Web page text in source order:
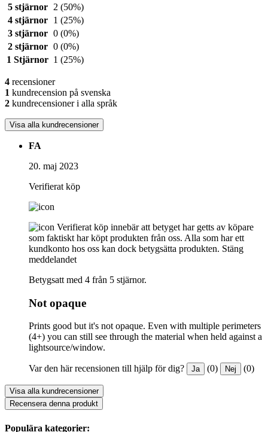
5 stjärnor
2 (50%)
4 stjärnor
1 (25%)
3 stjärnor 0 (0%)
2 stjärnor 0 (0%)
1 Stjärnor 1 (25%)
4 recensioner
1 kundrecension på svenska
2 kundrecensioner i alla språk
Visa alla kundrecensioner
FA
20. maj 2023
Verifierat köp
Verifierat köp innebär att betyget har getts av köpare
som faktiskt har köpt produkten från oss. Alla som har ett
kundkonto hos oss kan dock betygsätta produkten. Stäng
meddelandet
Betygsatt med 4 från 5 stjärnor.
Not opaque
Prints good but it's not opaque. Even with multiple perimeters
(4+) you can still see through the material when held against a
lightsource/window.
Var den här recensionen till hjälp för dig? Ja (0) Nej (0)
Visa alla kundrecensioner
Recensera denna produkt
Populära kategorier: